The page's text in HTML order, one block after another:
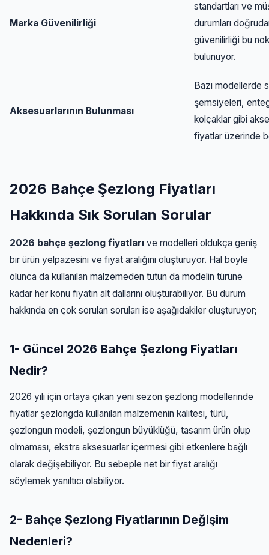
Marka Güvenilirliği
standartları ve
durumları
güvenilirliği bu
bulunuyor.
Aksesuarlarının Bulunması
Bazı modellerde
şemsiyeleri,
kolçaklar gibi
fiyatlar üzerinde
2026 Bahçe Şezlong Fiyatları
Hakkında Sık Sorulan Sorular
2026 bahçe şezlong fiyatları ve modelleri oldukça geniş
bir ürün yelpazesini ve fiyat aralığını oluşturuyor. Hal böyle
olunca da kullanılan malzemeden tutun da modelin türüne
kadar her konu fiyatın alt dallarını oluşturabiliyor. Bu durum
hakkında en çok sorulan soruları ise aşağıdakiler oluşturuyor;
1- Güncel 2026 Bahçe Şezlong Fiyatları
Nedir?
2026 yılı için ortaya çıkan yeni sezon şezlong modellerinde
fiyatlar şezlongda kullanılan malzemenin kalitesi, türü,
şezlongun modeli, şezlongun büyüklüğü, tasarım ürün olup
olmaması, ekstra aksesuarlar içermesi gibi etkenlere bağlı
olarak değişebiliyor. Bu sebeple net bir fiyat aralığı
söylemek yanıltıcı olabiliyor.
2- Bahçe Şezlong Fiyatlarının Değişim
Nedenleri?